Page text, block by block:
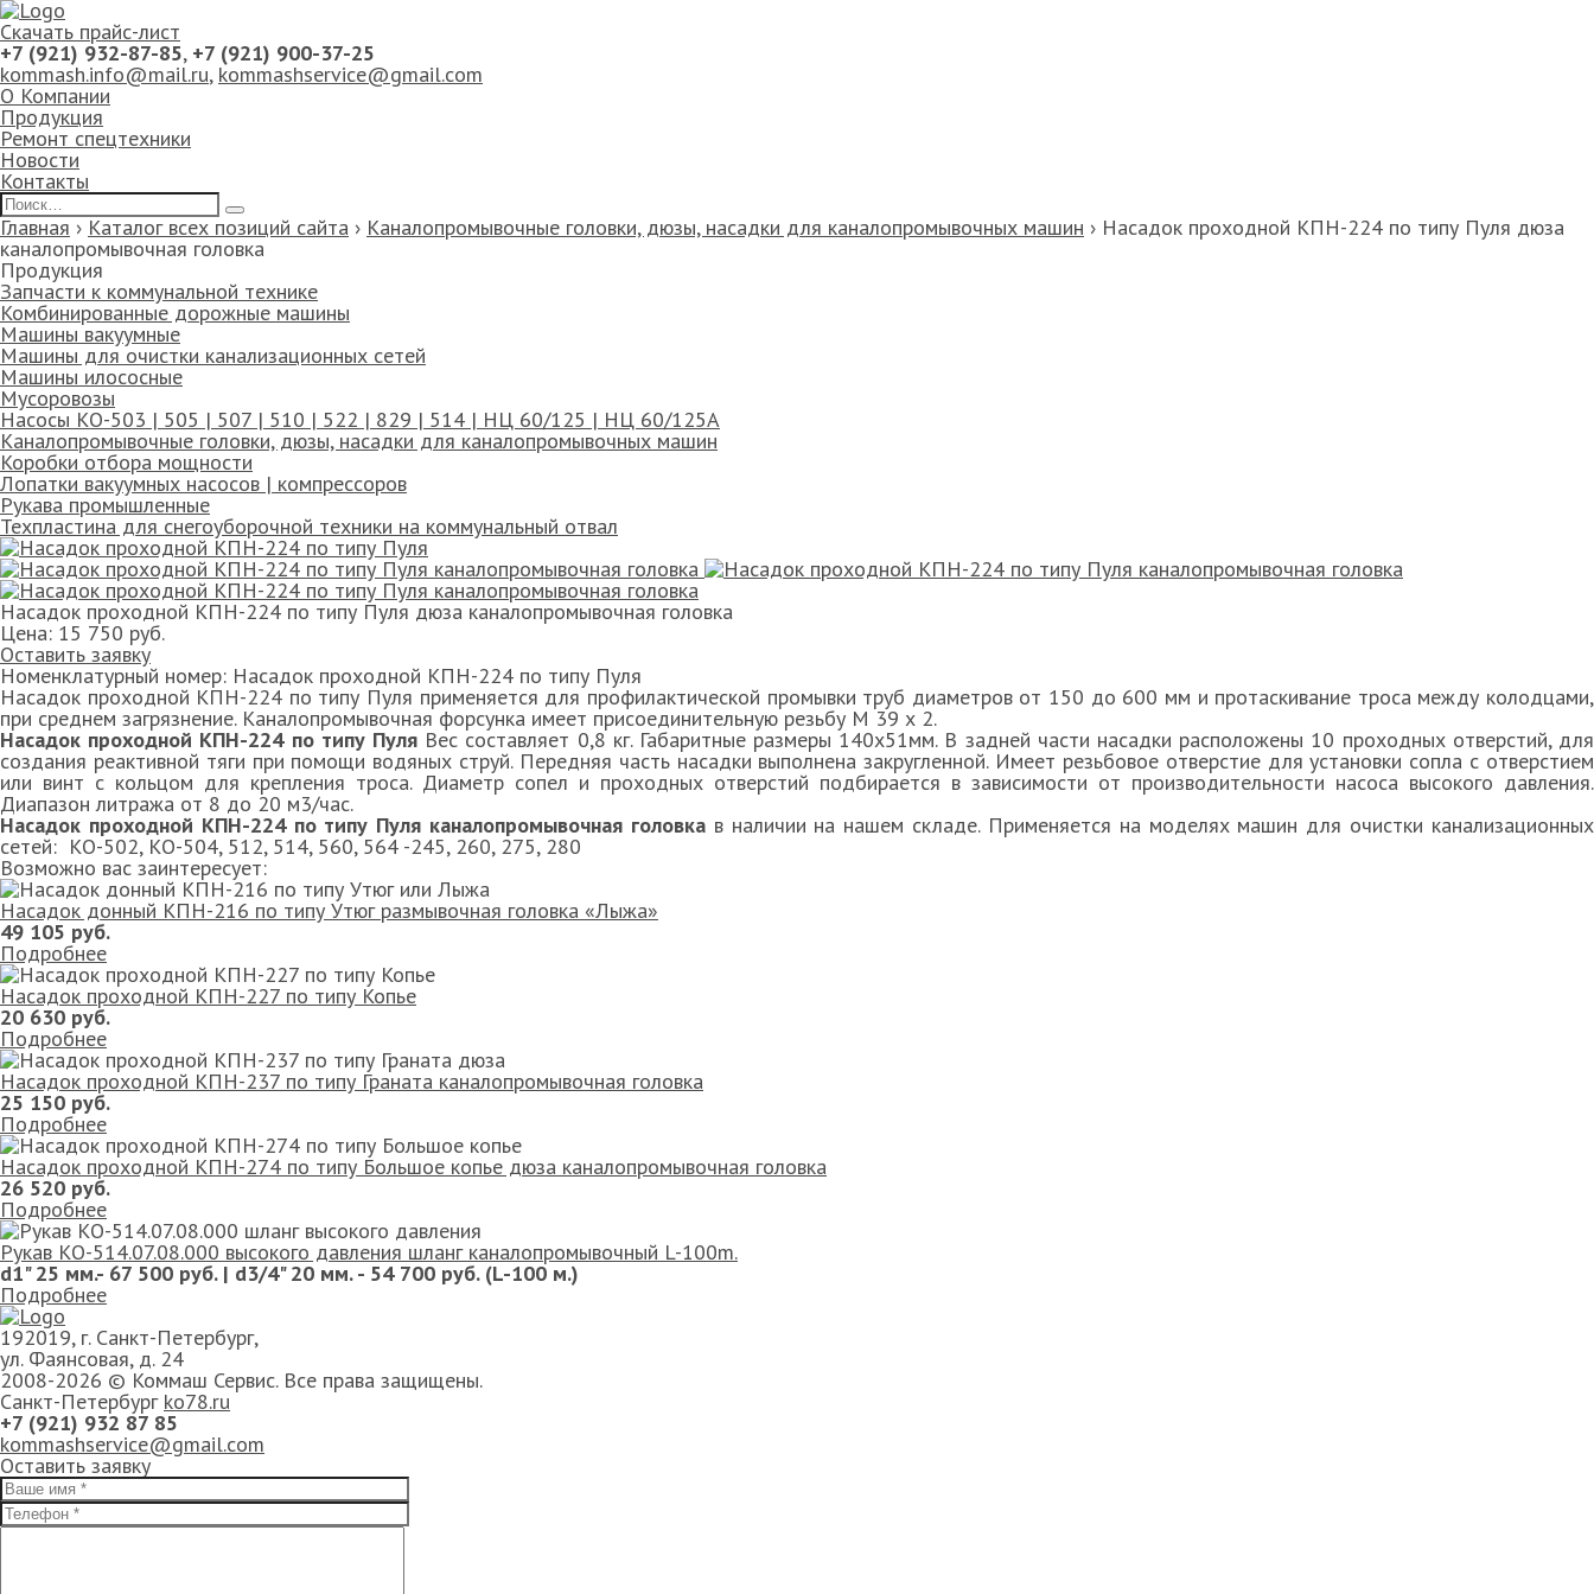
Скачать прайс-лист
+7 (921) 932-87-85, +7 (921) 900-37-25
kommash.info@mail.ru, kommashservice@gmail.com
О Компании
Продукция
Ремонт спецтехники
Новости
Контакты
Главная › Каталог всех позиций сайта › Каналопромывочные головки, дюзы, насадки для каналопромывочных машин › Насадок проходной КПН-224 по типу Пуля дюза
каналопромывочная головка
Продукция
Запчасти к коммунальной технике
Комбинированные дорожные машины
Машины вакуумные
Машины для очистки канализационных сетей
Машины илососные
Мусоровозы
Насосы КО-503 | 505 | 507 | 510 | 522 | 829 | 514 | НЦ 60/125 | НЦ 60/125А
Каналопромывочные головки, дюзы, насадки для каналопромывочных машин
Коробки отбора мощности
Лопатки вакуумных насосов | компрессоров
Рукава промышленные
Техпластина для снегоуборочной техники на коммунальный отвал
Насадок проходной КПН-224 по типу Пуля дюза каналопромывочная головка
Цена: 15 750 руб.
Оставить заявку
Номенклатурный номер: Насадок проходной КПН-224 по типу Пуля
Насадок проходной КПН-224 по типу Пуля применяется для профилактической промывки труб диаметров от 150 до 600 мм и протаскивание троса между колодцами,
при среднем загрязнение. Каналопромывочная форсунка имеет присоединительную резьбу М 39 х 2.
Насадок проходной КПН-224 по типу Пуля Вес составляет 0,8 кг. Габаритные размеры 140х51мм. В задней части насадки расположены 10 проходных отверстий, для
создания реактивной тяги при помощи водяных струй. Передняя часть насадки выполнена закругленной. Имеет резьбовое отверстие для установки сопла с отверстием
или винт с кольцом для крепления троса. Диаметр сопел и проходных отверстий подбирается в зависимости от производительности насоса высокого давления.
Диапазон литража от 8 до 20 м3/час.
Насадок проходной КПН-224 по типу Пуля каналопромывочная головка в наличии на нашем складе. Применяется на моделях машин для очистки канализационных
сетей: КО-502, КО-504, 512, 514, 560, 564 -245, 260, 275, 280
Возможно вас заинтересует:
Насадок донный КПН-216 по типу Утюг размывочная головка «Лыжа»
49 105 руб.
Подробнее
Насадок проходной КПН-227 по типу Копье
20 630 руб.
Подробнее
Насадок проходной КПН-237 по типу Граната каналопромывочная головка
25 150 руб.
Подробнее
Насадок проходной КПН-274 по типу Большое копье дюза каналопромывочная головка
26 520 руб.
Подробнее
Рукав КО-514.07.08.000 высокого давления шланг каналопромывочный L-100m.
d1" 25 мм.- 67 500 руб. | d3/4" 20 мм. - 54 700 руб. (L-100 м.)
Подробнее
192019, г. Санкт-Петербург,
ул. Фаянсовая, д. 24
2008-2026 © Коммаш Сервис. Все права защищены.
Санкт-Петербург ko78.ru
+7 (921) 932 87 85
kommashservice@gmail.com
Оставить заявку